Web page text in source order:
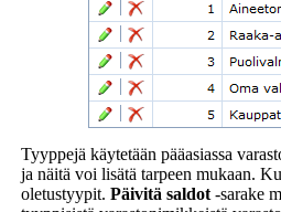
Tyyppejä käytetään pääasiassa
ja näitä voi lisätä tarpeen mukaan.
oletustyypit. Päivitä saldot -sarake